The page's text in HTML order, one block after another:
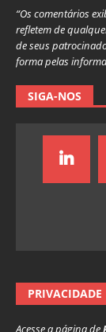
“Os comentários
refletem de
de seus
forma pelas
SIGA-NOS
PRIVACIDADE